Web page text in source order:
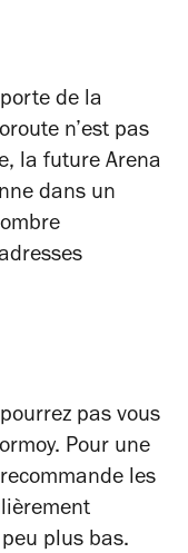
de la
n’est pas
la future Arena
dans un
pas vous
Pour une
les
plus bas.